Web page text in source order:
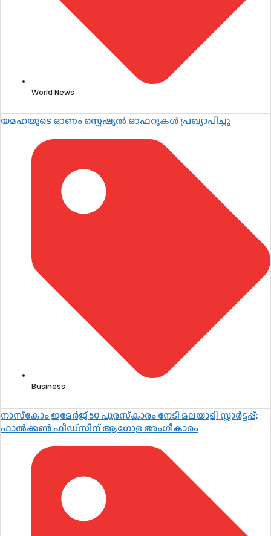
World News
യമഹയുടെ ഓണം സ്പെഷ്യൽ ഓഫറുകൾ പ്രഖ്യാപിച്ചു
Business
നാസ്‌കോം ഇമേർജ് 50 പുരസ്‌കാരം നേടി മലയാളി സ്റ്റാർട്ടപ്പ്;
ഫാൽക്കൺ ഫീഡ്‌സിന് ആഗോള അംഗീകാരം